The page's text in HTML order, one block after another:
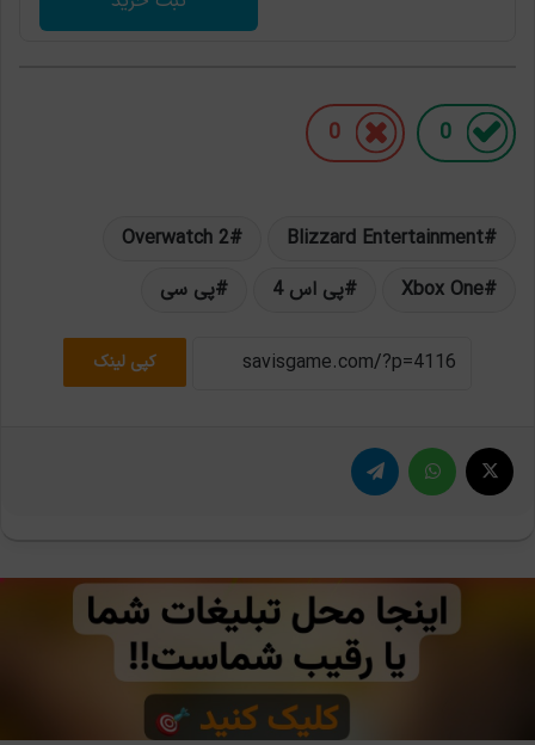
0
0
Blizzard Entertainment
Overwatch 2
Xbox One
پی اس 4 پی سی
کپی لینک